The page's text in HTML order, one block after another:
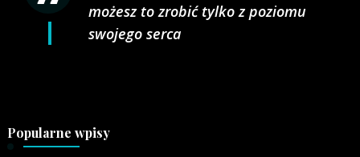
możesz to zrobić tylko z poziomu
swojego serca
Popularne wpisy